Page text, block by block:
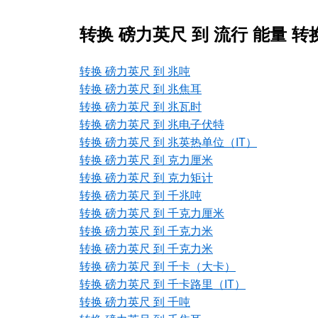
转换 磅力英尺 到 流行 能量 转
转换 磅力英尺 到 兆吨
转换 磅力英尺 到 兆焦耳
转换 磅力英尺 到 兆瓦时
转换 磅力英尺 到 兆电子伏特
转换 磅力英尺 到 兆英热单位（IT）
转换 磅力英尺 到 克力厘米
转换 磅力英尺 到 克力矩计
转换 磅力英尺 到 千兆吨
转换 磅力英尺 到 千克力厘米
转换 磅力英尺 到 千克力米
转换 磅力英尺 到 千克力米
转换 磅力英尺 到 千卡（大卡）
转换 磅力英尺 到 千卡路里（IT）
转换 磅力英尺 到 千吨